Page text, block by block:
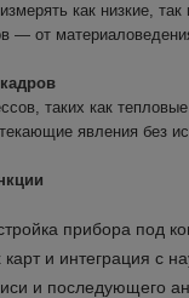
как низкие,
— от
таких как
явления без
прибора под
карт и интеграция с
и последующего